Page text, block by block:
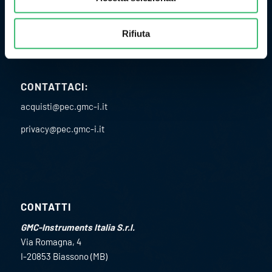
Rifiuta
P.I. 02151460967
Codice univoco SDI: USAL8PV
CONTATTACI:
acquisti@pec.gmc-i.it
privacy@pec.gmc-i.it
CONTATTI
GMC-Instruments Italia S.r.l.
Via Romagna, 4
I-20853 Biassono (MB)